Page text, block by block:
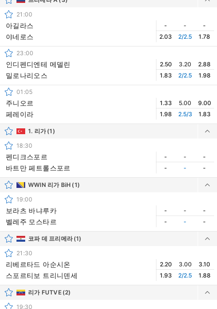
21:00
아길라스
야네로스
- -
-
2.03
2/2.5 1.78
23:00
인디펜디엔테 메델린
밀로나리오스
2.50 3.20
2.88
1.83
2/2.5 1.98
01:05
주니오르
페레이라
1.33 5.00
9.00
1.98
2.5/3 1.83
1. 리가 (1)
18:30
펜디크스포르
바트만 페트롤스포르
- -
-
-
- -
WWIN 리가 BiH (1)
19:00
보라츠 바냐루카
벨레주 모스타르
- -
-
-
- -
코파 데 프리메라 (1)
21:30
리베르타드 아순시온
스포르티보 트리니덴세
2.20 3.00
3.10
1.93
2/2.5 1.88
리가 FUTVE (2)
19:30